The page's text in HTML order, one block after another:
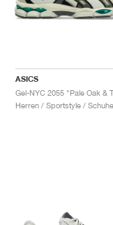
ASICS
Herren / Sportstyle / Schuhe